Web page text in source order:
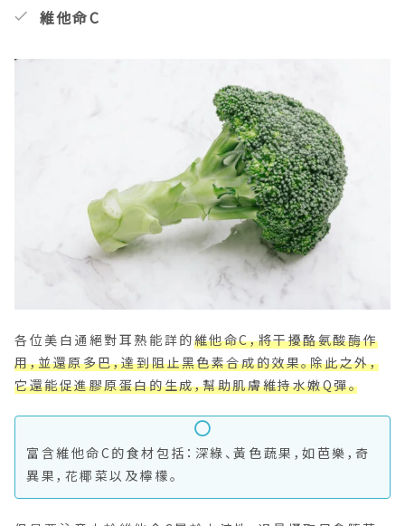
維他命C
各位美白通絕對耳熟能詳的維他命C，將干擾酪氨酸酶作
用，並還原多巴，達到阻止黑色素合成的效果。除此之外，
它還能促進膠原蛋白的生成，幫助肌膚維持水嫩Q彈。
富含維他命C的食材包括：深綠、黃色蔬果，如芭樂，奇
異果，花椰菜以及檸檬。